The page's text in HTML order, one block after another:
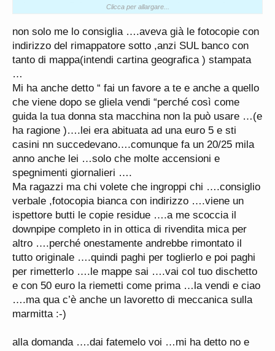
rimuovere fisicamente il FAP e si rientra anche
Clicca per allargare...
non solo me lo consiglia ….aveva già le fotocopie con
indirizzo del rimappatore sotto ,anzi SUL banco con
tanto di mappa(intendi cartina geografica ) stampata
…
Mi ha anche detto “ fai un favore a te e anche a quello
che viene dopo se gliela vendi “perché così come
guida la tua donna sta macchina non la può usare …(e
ha ragione )….lei era abituata ad una euro 5 e sti
casini nn succedevano….comunque fa un 20/25 mila
anno anche lei …solo che molte accensioni e
spegnimenti giornalieri ….
Ma ragazzi ma chi volete che ingroppi chi ….consiglio
verbale ,fotocopia bianca con indirizzo ….viene un
ispettore butti le copie residue ….a me scoccia il
downpipe completo in in ottica di rivendita mica per
altro ….perché onestamente andrebbe rimontato il
tutto originale ….quindi paghi per toglierlo e poi paghi
per rimetterlo ….le mappe sai ….vai col tuo dischetto
e con 50 euro la riemetti come prima …la vendi e ciao
….ma qua c’è anche un lavoretto di meccanica sulla
marmitta :-)
alla domanda ….dai fatemelo voi …mi ha detto no e